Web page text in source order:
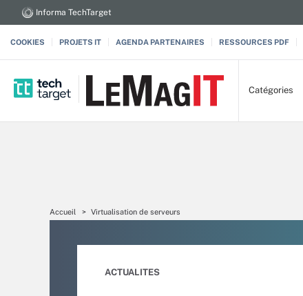
Informa TechTarget
COOKIES PROJETS IT AGENDA PARTENAIRES RESSOURCES PDF
Catégories
Accueil Virtualisation de serveurs
ACTUALITES